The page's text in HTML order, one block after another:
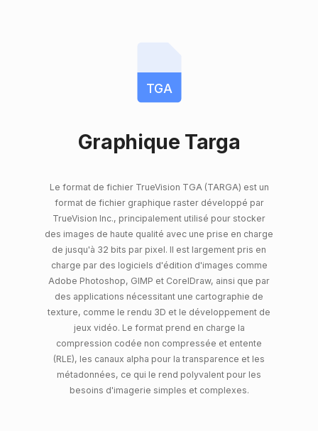
TGA
Graphique Targa
Le format de fichier TrueVision TGA (TARGA) est un
format de fichier graphique raster développé par
TrueVision Inc., principalement utilisé pour stocker
des images de haute qualité avec une prise en charge
de jusqu'à 32 bits par pixel. Il est largement pris en
charge par des logiciels d'édition d'images comme
Adobe Photoshop, GIMP et CorelDraw, ainsi que par
des applications nécessitant une cartographie de
texture, comme le rendu 3D et le développement de
jeux vidéo. Le format prend en charge la
compression codée non compressée et entente
(RLE), les canaux alpha pour la transparence et les
métadonnées, ce qui le rend polyvalent pour les
besoins d'imagerie simples et complexes.